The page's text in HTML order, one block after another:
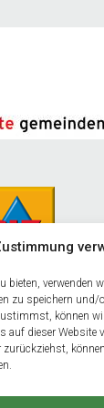
bieten, verwenden
zu speichern und/
können
auf dieser Website